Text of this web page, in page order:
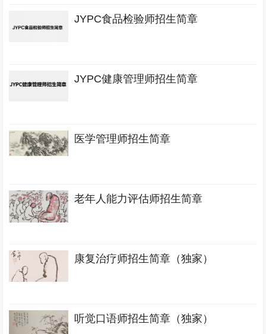
JYPC食品检验师招生简章
JYPC健康管理师招生简章
医学管理师招生简章
老年人能力评估师招生简章
康复治疗师招生简章（独家）
听觉口语师招生简章（独家）